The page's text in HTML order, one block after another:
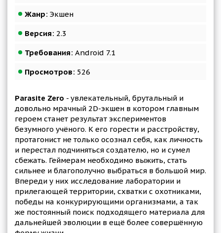
Жанр: Экшен
Версия: 2.3
Требования: Android 7.1
Просмотров: 526
Parasite Zero - увлекательный, брутальный и
довольно мрачный 2D-экшен в котором главным
героем станет результат экспериментов
безумного учёного. К его горести и расстройству,
протагонист не только осознал себя, как личность
и перестал подчиняться создателю, но и сумел
сбежать. Геймерам необходимо выжить, стать
сильнее и благополучно выбраться в большой мир.
Впереди у них исследование лаборатории и
прилегающей территории, схватки с охотниками,
победы на конкурирующими организмами, а так
же постоянный поиск подходящего материала для
дальнейшей эволюции в ещё более совершённую